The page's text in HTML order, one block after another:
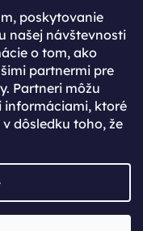
poskytovanie
našej návštevnosti
o tom, ako
partnermi pre
Partneri môžu
informáciami, ktoré
dôsledku toho, že
registrovaných